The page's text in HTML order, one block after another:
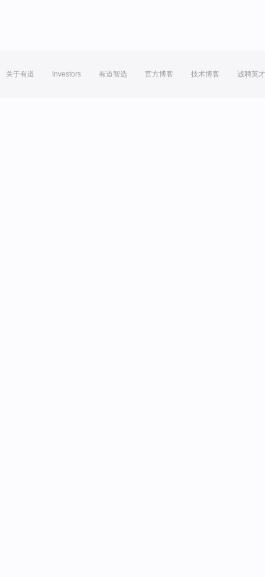
关于有道 Investors 有道智选 官方博客 技术博客 诚聘英才